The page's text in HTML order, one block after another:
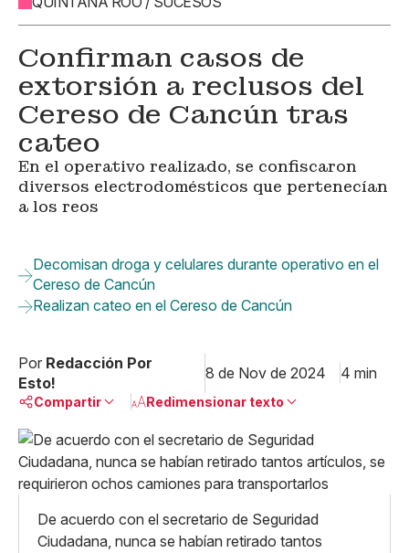
Confirman casos de
extorsión a reclusos del
Cereso de Cancún tras
cateo
En el operativo realizado, se confiscaron
diversos electrodomésticos que pertenecían
a los reos
Decomisan droga y celulares durante operativo en el
Cereso de Cancún
Realizan cateo en el Cereso de Cancún
Por Redacción Por
Esto!
8 de Nov de 2024 4 min
Compartir
Linkedin
Facebook
X
Whatsapp
Copiar enlace
Redimensionar texto
Pequeño
Mediano
Grande
De acuerdo con el secretario de Seguridad
Ciudadana, nunca se habían retirado tantos